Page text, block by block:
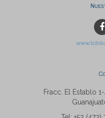
Fracc. El Establo